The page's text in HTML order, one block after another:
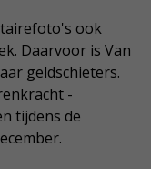
ook
Daarvoor is Van
geldschieters.
-
tijdens de